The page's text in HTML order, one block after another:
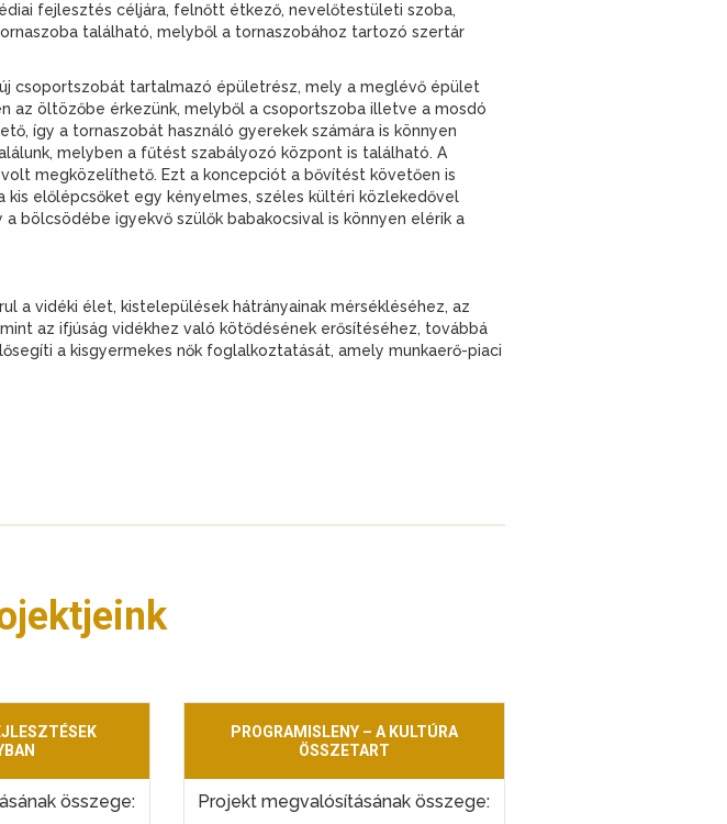
fejlesztés céljára, felnőtt étkező, nevelőtestületi szoba,
található, melyből a tornaszobához tartozó szertár
csoportszobát tartalmazó épületrész, mely a meglévő épület
az öltözőbe érkezünk, melyből a csoportszoba illetve a mosdó
így a tornaszobát használó gyerekek számára is könnyen
melyben a fűtést szabályozó központ is található. A
megközelíthető. Ezt a koncepciót a bővítést követően is
előlépcsőket egy kényelmes, széles kültéri közlekedővel
bölcsödébe igyekvő szülők babakocsival is könnyen elérik a
a vidéki élet, kistelepülések hátrányainak mérsékléséhez, az
az ifjúság vidékhez való kötődésének erősítéséhez, továbbá
a kisgyermekes nők foglalkoztatását, amely munkaerő-piaci
összege:
PROGRAMISLENY – A KULTÚRA
ÖSSZETART
Projekt megvalósításának összege: